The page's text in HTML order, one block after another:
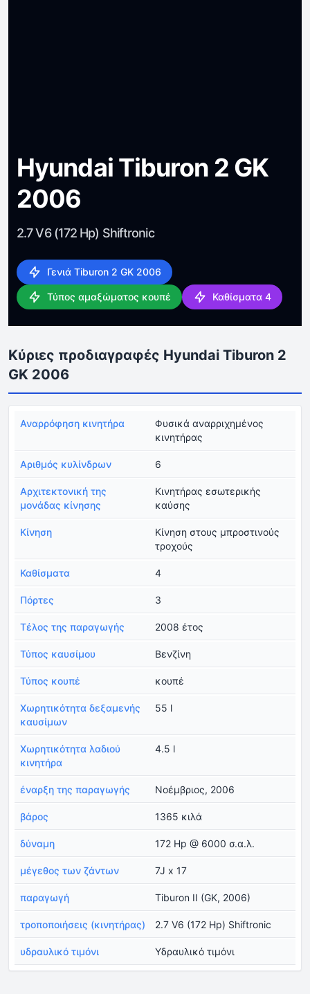
Hyundai Tiburon 2 GK
2006
2.7 V6 (172 Hp) Shiftronic
Γενιά Tiburon 2 GK 2006
Τύπος αμαξώματος κουπέ Καθίσματα 4
Κύριες προδιαγραφές Hyundai Tiburon 2
GK 2006
Αναρρόφηση κινητήρα
Φυσικά αναρριχημένος
κινητήρας
Αριθμός κυλίνδρων 6
Αρχιτεκτονική της
μονάδας κίνησης
Κινητήρας εσωτερικής
καύσης
Κίνηση
Κίνηση στους μπροστινούς
τροχούς
Καθίσματα 4
Πόρτες 3
Τέλος της παραγωγής 2008 έτος
Τύπος καυσίμου Βενζίνη
Τύπος κουπέ κουπέ
Χωρητικότητα δεξαμενής
καυσίμων
55 l
Χωρητικότητα λαδιού
κινητήρα
4.5 l
έναρξη της παραγωγής Νοέμβριος, 2006
βάρος 1365 κιλά
δύναμη 172 Hp @ 6000 σ.α.λ.
μέγεθος των ζάντων 7J x 17
παραγωγή Tiburon II (GK, 2006)
τροποποιήσεις (κινητήρας) 2.7 V6 (172 Hp) Shiftronic
υδραυλικό τιμόνι Υδραυλικό τιμόνι